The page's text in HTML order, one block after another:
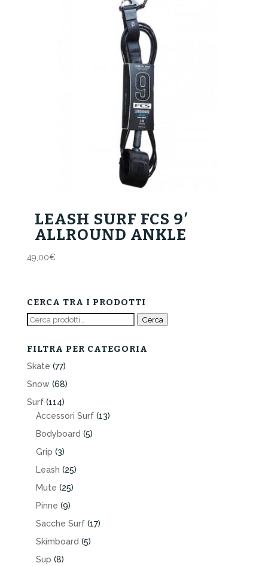
LEASH SURF FCS 9′
ALLROUND ANKLE
49,00€
CERCA TRA I PRODOTTI
Cerca: Cerca
FILTRA PER CATEGORIA
Skate (77)
Snow (68)
Surf (114)
Accessori Surf (13)
Bodyboard (5)
Grip (3)
Leash (25)
Mute (25)
Pinne (9)
Sacche Surf (17)
Skimboard (5)
Sup (8)